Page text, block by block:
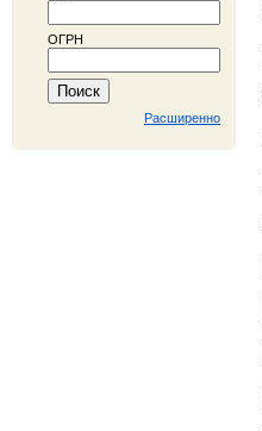
ОГРН
Расширенно